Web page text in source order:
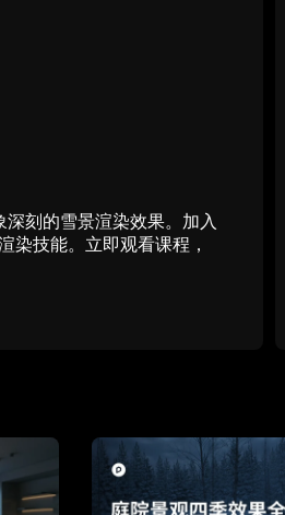
刻的雪景渲染效果。加入
染技能。立即观看课程，